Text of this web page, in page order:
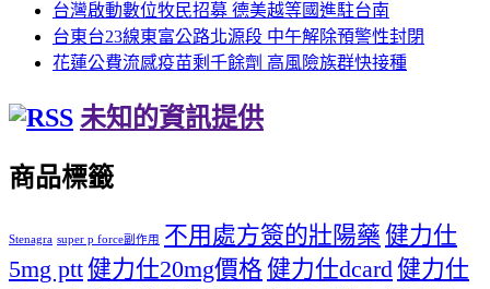
台灣啟動數位牧民招募 德美越等國進駐台南
台東台23線東富公路北源段 中午解除預警性封閉
花蓮公費流感疫苗剩千餘劑 高風險族群快接種
未知的資訊提供
商品標籤
Stenagra super p force副作用 不用處方簽的壯陽藥 健力仕
5mg ptt健力仕20mg價格健力仕dcard健力仕